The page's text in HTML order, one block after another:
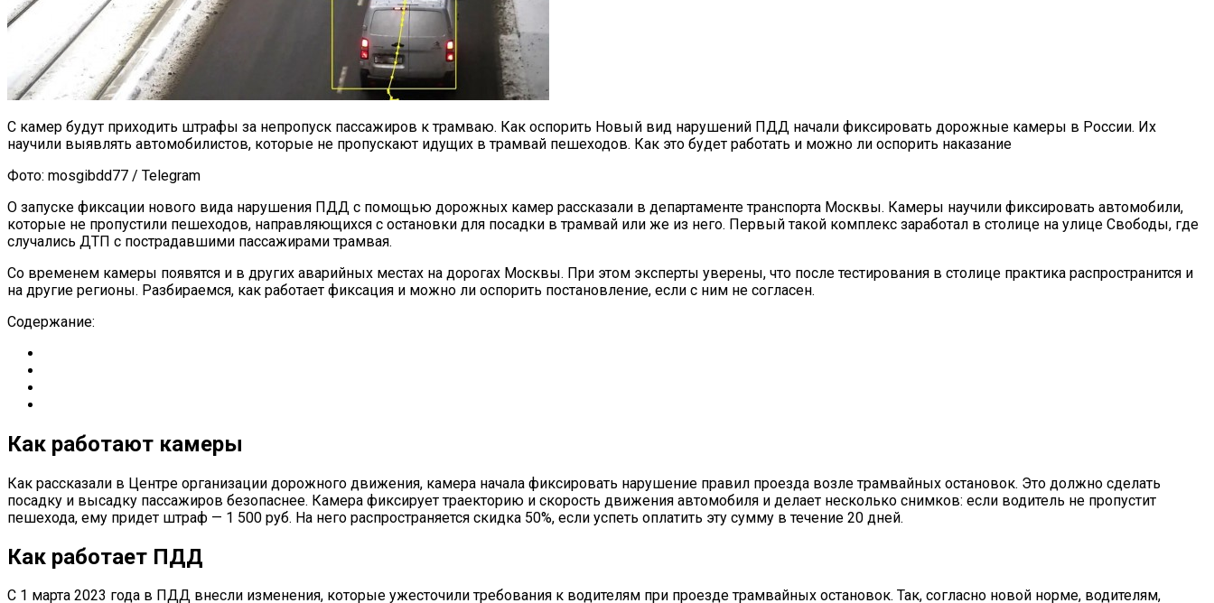
С камер будут приходить штрафы за непропуск пассажиров к трамваю. Как оспорить Новый вид нарушений ПДД начали фиксировать дорожные камеры в России. Их
научили выявлять автомобилистов, которые не пропускают идущих в трамвай пешеходов. Как это будет работать и можно ли оспорить наказание
Фото: mosgibdd77 / Telegram
О запуске фиксации нового вида нарушения ПДД с помощью дорожных камер рассказали в департаменте транспорта Москвы. Камеры научили фиксировать автомобили,
которые не пропустили пешеходов, направляющихся с остановки для посадки в трамвай или же из него. Первый такой комплекс заработал в столице на улице Свободы, где
случались ДТП с пострадавшими пассажирами трамвая.
Со временем камеры появятся и в других аварийных местах на дорогах Москвы. При этом эксперты уверены, что после тестирования в столице практика распространится и
на другие регионы. Разбираемся, как работает фиксация и можно ли оспорить постановление, если с ним не согласен.
Содержание:
Как работают камеры
Как рассказали в Центре организации дорожного движения, камера начала фиксировать нарушение правил проезда возле трамвайных остановок. Это должно сделать
посадку и высадку пассажиров безопаснее. Камера фиксирует траекторию и скорость движения автомобиля и делает несколько снимков: если водитель не пропустит
пешехода, ему придет штраф — 1 500 руб. На него распространяется скидка 50%, если успеть оплатить эту сумму в течение 20 дней.
Как работает ПДД
С 1 марта 2023 года в ПДД внесли изменения, которые ужесточили требования к водителям при проезде трамвайных остановок. Так, согласно новой норме, водителям,